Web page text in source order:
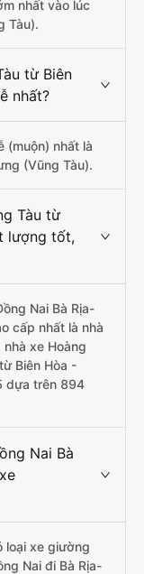
nhất vào lúc
Tàu).
từ Biên
nhất?
(muộn) nhất là
(Vũng Tàu).
Tàu từ
lượng tốt,
Nai Bà Rịa-
cấp nhất là nhà
nhà xe Hoàng
Biên Hòa -
dựa trên 894
Nai Bà
loại xe giường
Nai đi Bà Rịa-